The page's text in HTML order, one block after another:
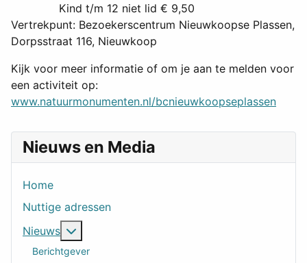
Nieuws en Media
Home
Nuttige adressen
Nieuws
Berichtgever
Kind t/m 12 niet lid € 9,50
Vertrekpunt: Bezoekerscentrum Nieuwkoopse Plassen,
Dorpsstraat 116, Nieuwkoop
Kijk voor meer informatie of om je aan te melden voor
een activiteit op:
www.natuurmonumenten.nl/bcnieuwkoopseplassen